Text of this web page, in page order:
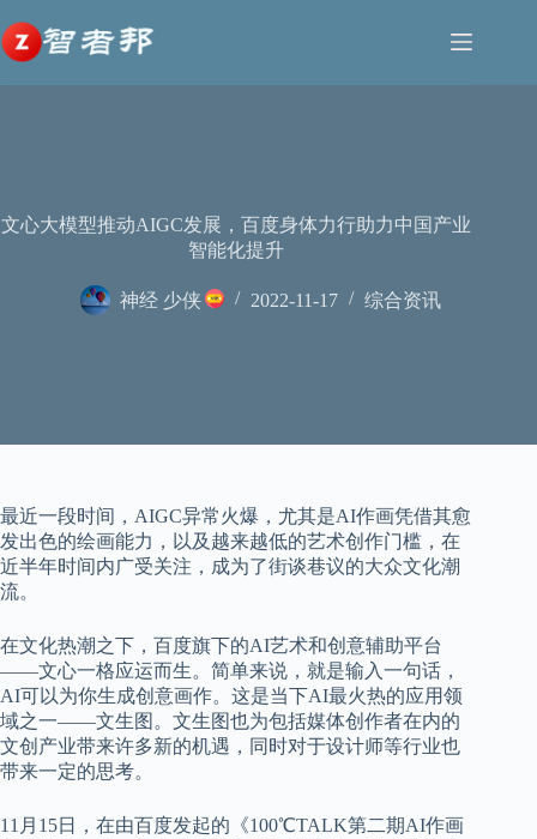
至
内
容
文心大模型推动AIGC发展，百度身体力行助力中国产业
智能化提升
神经 少侠 2022-11-17 综合资讯
最近一段时间，AIGC异常火爆，尤其是AI作画凭借其愈
发出色的绘画能力，以及越来越低的艺术创作门槛，在
近半年时间内广受关注，成为了街谈巷议的大众文化潮
流。
在文化热潮之下，百度旗下的AI艺术和创意辅助平台
——文心一格应运而生。简单来说，就是输入一句话，
AI可以为你生成创意画作。这是当下AI最火热的应用领
域之一——文生图。文生图也为包括媒体创作者在内的
文创产业带来许多新的机遇，同时对于设计师等行业也
带来一定的思考。
11月15日，在由百度发起的《100℃TALK第二期AI作画